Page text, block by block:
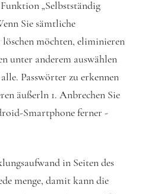
„Selbstständig
Sie sämtliche
löschen möchten, eliminieren
unter anderem auswählen
Passwörter zu erkennen
äußerln 1. Anbrechen Sie
Smartphone ferner -
in Seiten des
menge, damit kann die